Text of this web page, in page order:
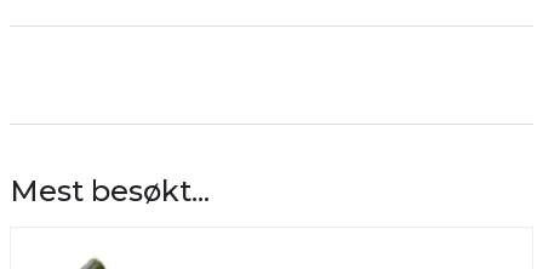
Mest besøkt...